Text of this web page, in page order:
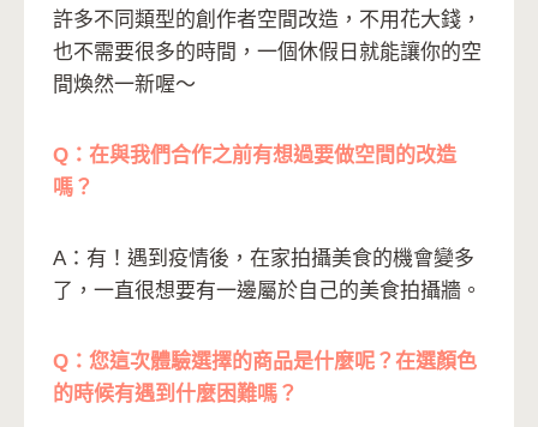
許多不同類型的創作者空間改造，不用花大錢，
也不需要很多的時間，一個休假日就能讓你的空
間煥然一新喔～
Q：在與我們合作之前有想過要做空間的改造
嗎？
A：有！遇到疫情後，在家拍攝美食的機會變多
了，一直很想要有一邊屬於自己的美食拍攝牆。
Q：您這次體驗選擇的商品是什麼呢？在選顏色
的時候有遇到什麼困難嗎？